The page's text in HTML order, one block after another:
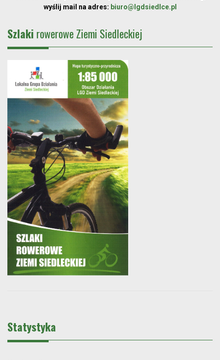
wyślij mail na adres: biuro@lgdsiedlce.pl
Szlaki rowerowe Ziemi Siedleckiej
Statystyka